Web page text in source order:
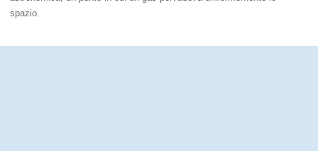
spazio.